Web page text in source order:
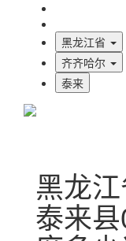
黑龙江省
齐齐哈尔
泰来
黑龙
泰来